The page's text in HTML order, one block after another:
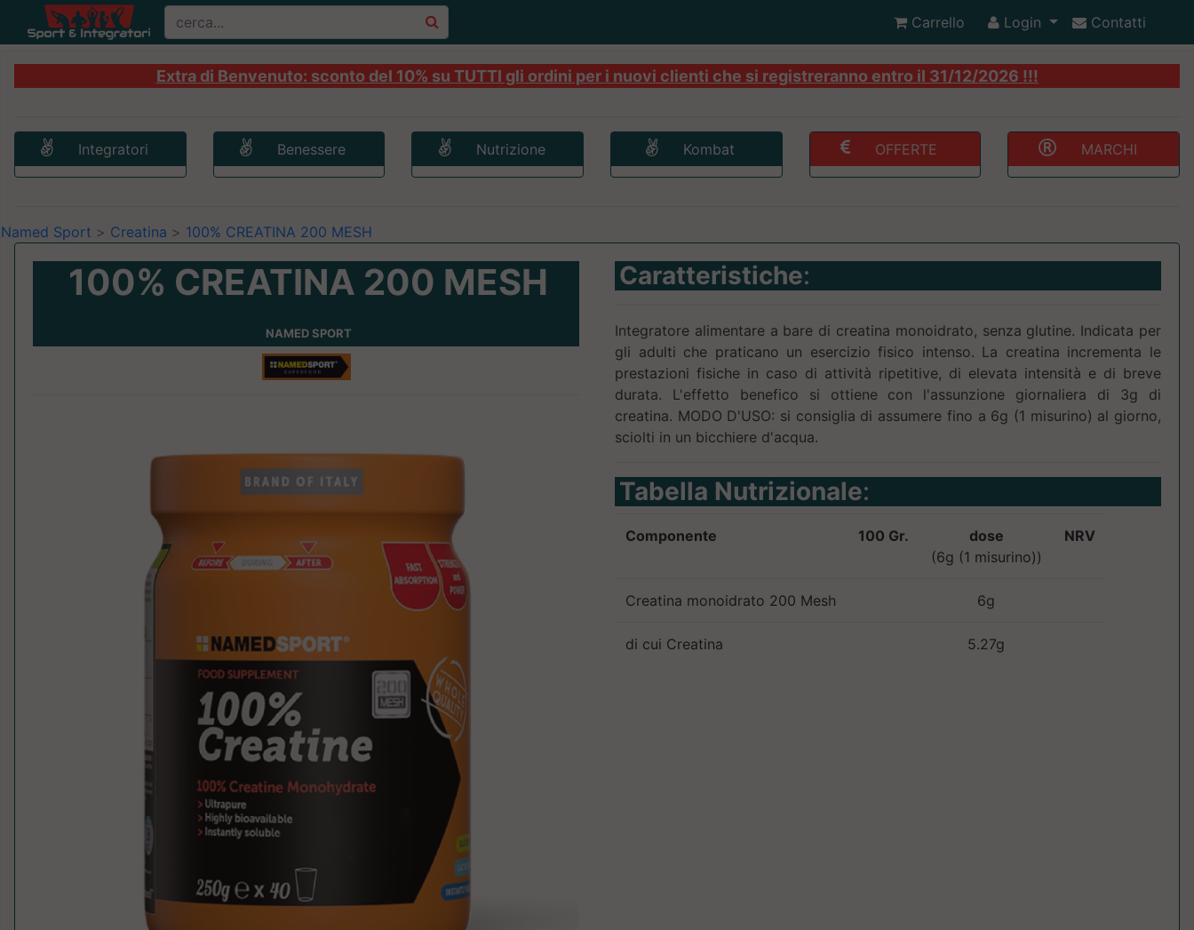
Carrello Login Contatti
Extra di Benvenuto: sconto del 10% su TUTTI gli ordini per i nuovi clienti che si registreranno entro il 31/12/2026 !!!
Integratori Benessere Nutrizione Kombat OFFERTE MARCHI
Named Sport > Creatina > 100% CREATINA 200 MESH
100% CREATINA 200 MESH
NAMED SPORT
Caratteristiche:
Integratore alimentare a bare di creatina monoidrato, senza glutine. Indicata per
gli adulti che praticano un esercizio fisico intenso. La creatina incrementa le
prestazioni fisiche in caso di attività ripetitive, di elevata intensità e di breve
durata. L'effetto benefico si ottiene con l'assunzione giornaliera di 3g di
creatina. MODO D'USO: si consiglia di assumere fino a 6g (1 misurino) al giorno,
sciolti in un bicchiere d'acqua.
Tabella Nutrizionale:
Componente 100 Gr.
dose
(6g (1 misurino))
NRV
Creatina monoidrato 200 Mesh 6g
di cui Creatina 5.27g